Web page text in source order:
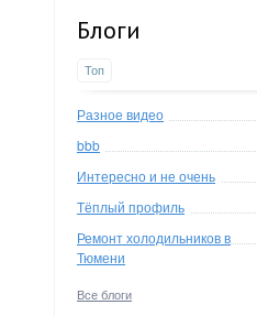
Блоги
Топ
Разное видео
bbb
Интересно и не очень
Тёплый профиль
Ремонт холодильников в
Тюмени
Все блоги